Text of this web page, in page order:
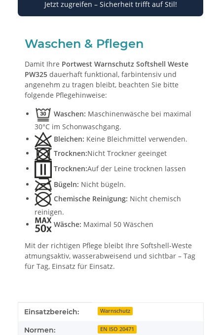
Jetzt zugreifen – Sicherheit trifft auf Stil!
Waschen & Pflegen
Damit Ihre Portwest Warnschutz Softshell Weste
PW325 dauerhaft funktional, farbintensiv und
angenehm zu tragen bleibt, beachten Sie bitte
folgende Pflegehinweise:
Waschen: Maschinenwäsche bei maximal
30°C im Schonwaschgang.
Bleichen: Keine Bleichmittel verwenden.
Trocknen:Nicht Trockner geeinget
Trocknen:Auf der Leine trocknen lassen
Bügeln: Nicht bügeln.
Chemische Reinigung: Nicht chemisch
reinigen.
Wäsche: Maximal 50 Wäschen
Mit der richtigen Pflege bleibt Ihre Softshell-Weste
atmungsaktiv, wasserabweisend und sichtbar – Tag
für Tag, Einsatz für Einsatz.
Produkteigenschaft
Wert
Einsatzbereich: Warnschutz
Normen: EN ISO 20471